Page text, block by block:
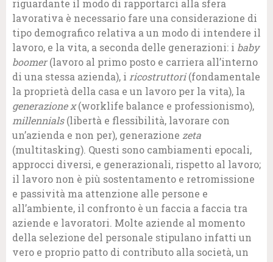
riguardante il modo di rapportarci alla sfera
lavorativa è necessario fare una considerazione di
tipo demografico relativa a un modo di intendere il
lavoro, e la vita, a seconda delle generazioni: i baby
boomer(lavoro al primo posto e carriera all’interno
di una stessa azienda), i ricostruttori(fondamentale
la proprietà della casa e un lavoro per la vita), la
generazione x(worklife balance e professionismo),
millennials(libertà e flessibilità, lavorare con
un’azienda e non per), generazione zeta
(multitasking). Questi sono cambiamenti epocali,
approcci diversi, e generazionali, rispetto al lavoro;
il lavoro non è più sostentamento e retromissione
e passività ma attenzione alle persone e
all’ambiente, il confronto è un faccia a faccia tra
aziende e lavoratori. Molte aziende al momento
della selezione del personale stipulano infatti un
vero e proprio patto di contributo alla società, un